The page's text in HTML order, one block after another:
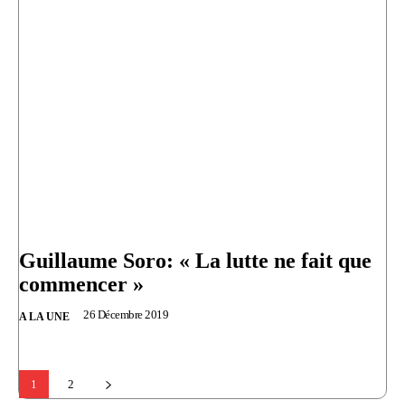
Guillaume Soro: « La lutte ne fait que
commencer »
A LA UNE 26 Décembre 2019
1 2